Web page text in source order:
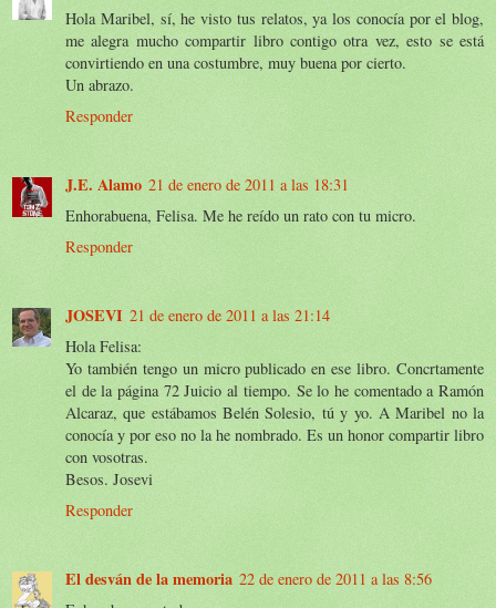
Hola Maribel, sí, he visto tus relatos, ya los conocía por el blog,
me alegra mucho compartir libro contigo otra vez, esto se está
convirtiendo en una costumbre, muy buena por cierto.
Un abrazo.
Responder
J.E. Alamo 21 de enero de 2011 a las 18:31
Enhorabuena, Felisa. Me he reído un rato con tu micro.
Responder
JOSEVI 21 de enero de 2011 a las 21:14
Hola Felisa:
Yo también tengo un micro publicado en ese libro. Concrtamente
el de la página 72 Juicio al tiempo. Se lo he comentado a Ramón
Alcaraz, que estábamos Belén Solesio, tú y yo. A Maribel no la
conocía y por eso no la he nombrado. Es un honor compartir libro
con vosotras.
Besos. Josevi
Responder
El desván de la memoria 22 de enero de 2011 a las 8:56